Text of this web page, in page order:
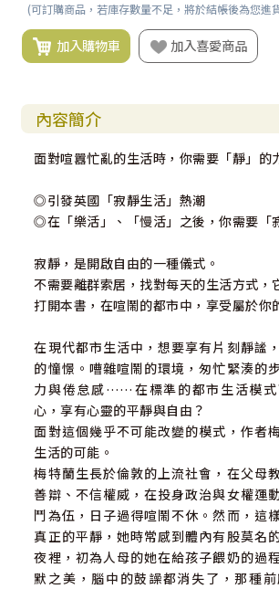
(可訂購商品，若庫存數量不足，將於結帳後為您進
加入購物車 加入喜愛商品
內容簡介
面對喧囂忙亂的生活時，你需要「靜」的
◎引發英國「寂靜生活」熱潮
◎在「樂活」、「慢活」之後，你需要「
寂靜，是開啟自由的一種儀式。
不需要離群索居，找對每天的生活方式，
打開本書，在喧鬧的都市中，享受屬於你
在現代都市生活中，想要享有片刻靜謐
的憧憬。嘈雜喧鬧的環境，匆忙緊湊的
力與倦怠感……在標準的都市生活模式
心，享有心靈的平靜與自由？
面對這個幾乎不可能改變的模式，作者
生活的可能。
梅特蘭生長於倫敦的上流社會，在父母
善辯、不信權威，在投身政治與女權運
鬥為伍，日子過得喧鬧不休。然而，這
真正的平靜，她時常感到體內有股莫名
夜裡，初為人母的她在給孩子餵奶的過
默之美，腦中的鼓譟都消失了，那種